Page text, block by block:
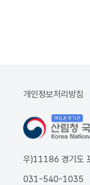
개인정보처리방침
우)11186 경기도
031-540-1035